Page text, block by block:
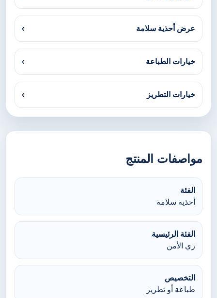
عرض أحذية سلامة ›
خيارات الطباعة ›
خيارات التطريز ›
مواصفات المنتج
الفئة
أحذية سلامة
الفئة الرئيسية
زي الأمن
التخصيص
طباعة أو تطريز